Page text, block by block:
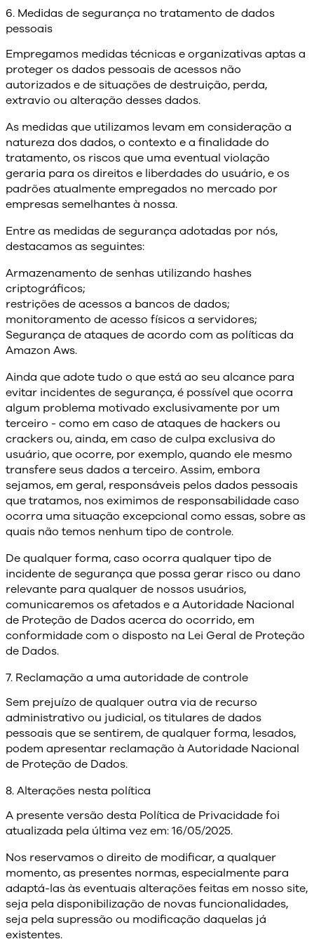
6. Medidas de segurança no tratamento de dados
pessoais
Empregamos medidas técnicas e organizativas aptas a
proteger os dados pessoais de acessos não
autorizados e de situações de destruição, perda,
extravio ou alteração desses dados.
As medidas que utilizamos levam em consideração a
natureza dos dados, o contexto e a finalidade do
tratamento, os riscos que uma eventual violação
geraria para os direitos e liberdades do usuário, e os
padrões atualmente empregados no mercado por
empresas semelhantes à nossa.
Entre as medidas de segurança adotadas por nós,
destacamos as seguintes:
Armazenamento de senhas utilizando hashes
criptográficos;
restrições de acessos a bancos de dados;
monitoramento de acesso físicos a servidores;
Segurança de ataques de acordo com as políticas da
Amazon Aws.
Ainda que adote tudo o que está ao seu alcance para
evitar incidentes de segurança, é possível que ocorra
algum problema motivado exclusivamente por um
terceiro - como em caso de ataques de hackers ou
crackers ou, ainda, em caso de culpa exclusiva do
usuário, que ocorre, por exemplo, quando ele mesmo
transfere seus dados a terceiro. Assim, embora
sejamos, em geral, responsáveis pelos dados pessoais
que tratamos, nos eximimos de responsabilidade caso
ocorra uma situação excepcional como essas, sobre as
quais não temos nenhum tipo de controle.
De qualquer forma, caso ocorra qualquer tipo de
incidente de segurança que possa gerar risco ou dano
relevante para qualquer de nossos usuários,
comunicaremos os afetados e a Autoridade Nacional
de Proteção de Dados acerca do ocorrido, em
conformidade com o disposto na Lei Geral de Proteção
de Dados.
7. Reclamação a uma autoridade de controle
Sem prejuízo de qualquer outra via de recurso
administrativo ou judicial, os titulares de dados
pessoais que se sentirem, de qualquer forma, lesados,
podem apresentar reclamação à Autoridade Nacional
de Proteção de Dados.
8. Alterações nesta política
A presente versão desta Política de Privacidade foi
atualizada pela última vez em: 16/05/2025.
Nos reservamos o direito de modificar, a qualquer
momento, as presentes normas, especialmente para
adaptá-las às eventuais alterações feitas em nosso site,
seja pela disponibilização de novas funcionalidades,
seja pela supressão ou modificação daquelas já
existentes.